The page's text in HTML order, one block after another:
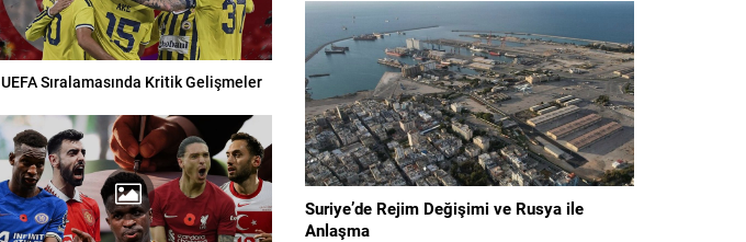
UEFA Sıralamasında Kritik Gelişmeler
hesabından açıklama yaptı. Bakan Çiftçi,
çocukları kötülüğe terk etmeyeceklerini
vurgulayarak, her çocuğun korunmasının
toplumun geleceğine yapılan yatırım olduğunu
belirtti. Çiftçi, devletin bu düzenlemeyle sadece
ceza vermekle kalmayacağını;...
Suriye’de Rejim Değişimi ve Rusya ile
Anlaşma